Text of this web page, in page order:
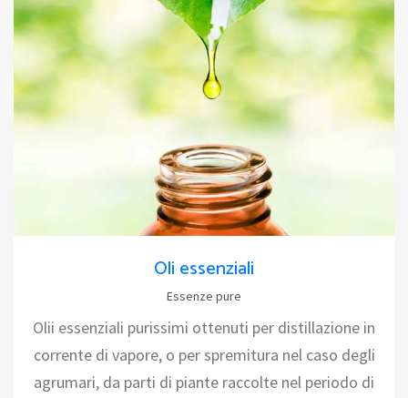
Oli essenziali
Essenze pure
Olii essenziali purissimi ottenuti per distillazione in
corrente di vapore, o per spremitura nel caso degli
agrumari, da parti di piante raccolte nel periodo di